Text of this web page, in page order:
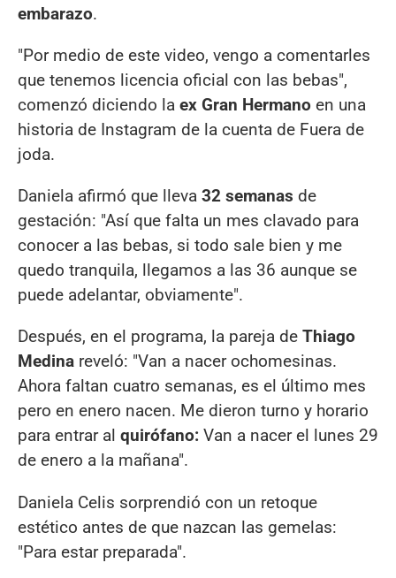
embarazo.
"Por medio de este video, vengo a comentarles
que tenemos licencia oficial con las bebas",
comenzó diciendo la ex Gran Hermano en una
historia de Instagram de la cuenta de Fuera de
joda.
Daniela afirmó que lleva 32 semanas de
gestación: "Así que falta un mes clavado para
conocer a las bebas, si todo sale bien y me
quedo tranquila, llegamos a las 36 aunque se
puede adelantar, obviamente".
Después, en el programa, la pareja de Thiago
Medina reveló: "Van a nacer ochomesinas.
Ahora faltan cuatro semanas, es el último mes
pero en enero nacen. Me dieron turno y horario
para entrar al quirófano: Van a nacer el lunes 29
de enero a la mañana".
Daniela Celis sorprendió con un retoque
estético antes de que nazcan las gemelas:
"Para estar preparada".